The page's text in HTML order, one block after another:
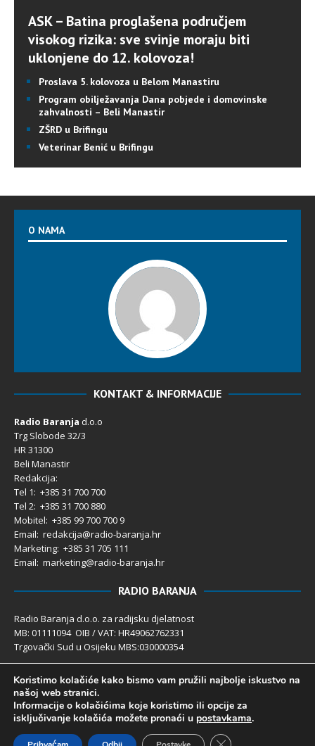
ASK – Batina proglašena područjem
visokog rizika: sve svinje moraju biti
uklonjene do 12. kolovoza!
Proslava 5. kolovoza u Belom Manastiru
Program obilježavanja Dana pobjede i domovinske
zahvalnosti – Beli Manastir
ZŠRD u Brifingu
Veterinar Benić u Brifingu
O NAMA
KONTAKT & INFORMACIJE
Radio Baranja d.o.o
Trg Slobode 32/3
HR 31300
Beli Manastir
Redakcija:
Tel 1: +385 31 700 700
Tel 2: +385 31 700 880
Mobitel: +385 99 700 700 9
Email: redakcija@radio-baranja.hr
Marketing: +385 31 705 111
Email: marketing@radio-baranja.hr
RADIO BARANJA
Radio Baranja d.o.o. za radijsku djelatnost
MB: 01111094 OIB / VAT: HR49062762331
Trgovački Sud u Osijeku MBS:030000354
Temeljni kapital 2.600,00 € uplaćen u cijelosti
Poslovni račun PBZ: 2340009-1100121402
IBAN: HR4123400091100121402
Uprava društva: Ivanka Rusan
Koristimo kolačiće kako bismo vam pružili najbolje iskustvo na
našoj web stranici.
Informacije o kolačićima koje koristimo ili opcije za
isključivanje kolačića možete pronaći u postavkama.
Close GDPR Cookie